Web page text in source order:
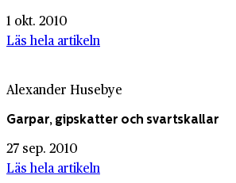
1 okt. 2010
Läs hela artikeln
Alexander Husebye
Garpar, gipskatter och svartskallar
27 sep. 2010
Läs hela artikeln